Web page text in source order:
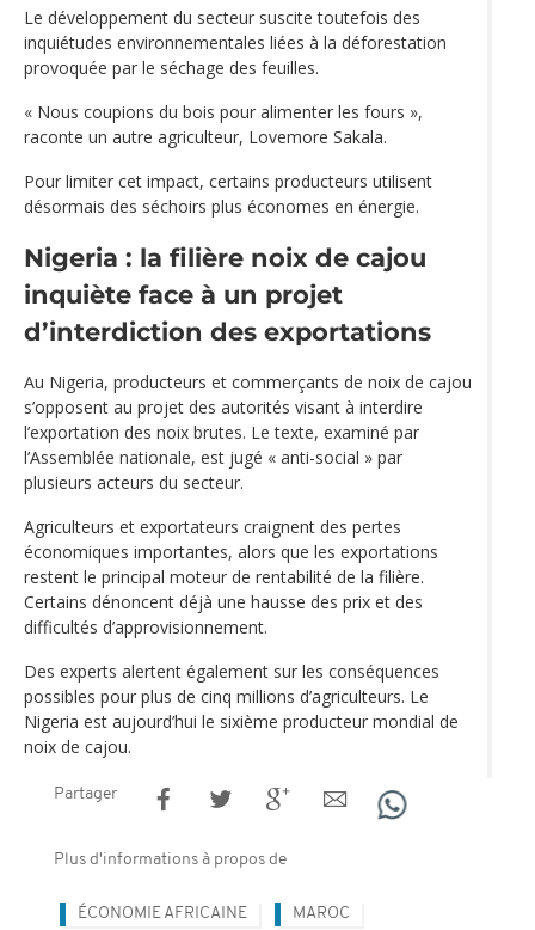
Le développement du secteur suscite toutefois des
inquiétudes environnementales liées à la déforestation
provoquée par le séchage des feuilles.
« Nous coupions du bois pour alimenter les fours »,
raconte un autre agriculteur, Lovemore Sakala.
Pour limiter cet impact, certains producteurs utilisent
désormais des séchoirs plus économes en énergie.
Nigeria : la filière noix de cajou
inquiète face à un projet
d’interdiction des exportations
Au Nigeria, producteurs et commerçants de noix de cajou
s’opposent au projet des autorités visant à interdire
l’exportation des noix brutes. Le texte, examiné par
l’Assemblée nationale, est jugé « anti-social » par
plusieurs acteurs du secteur.
Agriculteurs et exportateurs craignent des pertes
économiques importantes, alors que les exportations
restent le principal moteur de rentabilité de la filière.
Certains dénoncent déjà une hausse des prix et des
difficultés d’approvisionnement.
Des experts alertent également sur les conséquences
possibles pour plus de cinq millions d’agriculteurs. Le
Nigeria est aujourd’hui le sixième producteur mondial de
noix de cajou.
Partager
Plus d'informations à propos de
ÉCONOMIE AFRICAINE MAROC